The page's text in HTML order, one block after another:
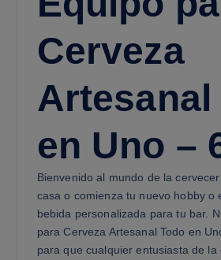
Cerveza
Artesanal
en Uno –
Bienvenido al mundo de la
casa o comienza tu nuevo hobby o
bebida personalizada para tu bar.
para Cerveza Artesanal Todo en
para que cualquier entusiasta de la